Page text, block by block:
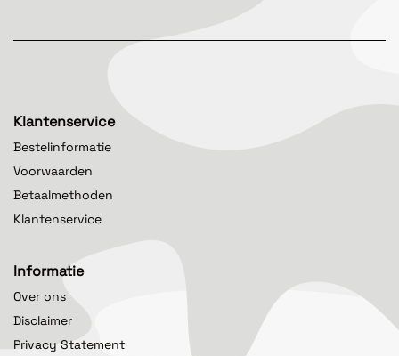
Klantenservice
Bestelinformatie
Voorwaarden
Betaalmethoden
Klantenservice
Informatie
Over ons
Disclaimer
Privacy Statement